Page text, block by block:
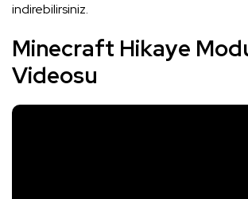
indirebilirsiniz.
Minecraft Hikaye
Videosu